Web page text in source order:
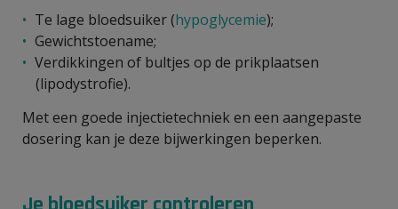
Te lage bloedsuiker (hypoglycemie);
Gewichtstoename;
Verdikkingen of bultjes op de prikplaatsen
(lipodystrofie).
Met een goede injectietechniek en een aangepaste
dosering kan je deze bijwerkingen beperken.